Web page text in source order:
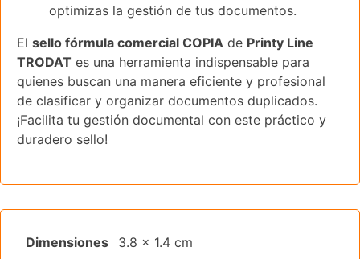
optimizas la gestión de tus documentos.
El sello fórmula comercial COPIA de Printy Line
TRODAT es una herramienta indispensable para
quienes buscan una manera eficiente y profesional
de clasificar y organizar documentos duplicados.
¡Facilita tu gestión documental con este práctico y
duradero sello!
Dimensiones
3.8 × 1.4 cm